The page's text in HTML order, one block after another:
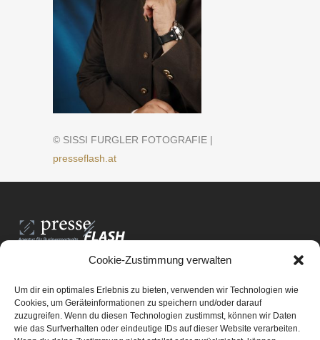
Cookie-Zustimmung verwalten
Um dir ein optimales Erlebnis zu bieten, verwenden wir Technologien wie
Cookies, um Geräteinformationen zu speichern und/oder darauf
zuzugreifen. Wenn du diesen Technologien zustimmst, können wir Daten
wie das Surfverhalten oder eindeutige IDs auf dieser Website verarbeiten.
© SISSI FURGLER FOTOGRAFIE |
presseflash.at
PresseFlash e.U.
8061 St. Radegund bei Graz
E-Mail-Adresse:office@presseflash.at